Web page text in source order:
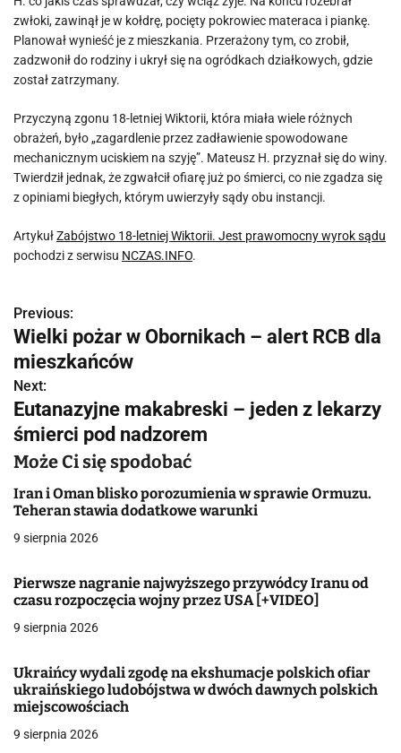
zwłoki, zawinął je w kołdrę, pocięty pokrowiec materaca i piankę.
Planował wynieść je z mieszkania. Przerażony tym, co zrobił,
zadzwonił do rodziny i ukrył się na ogródkach działkowych, gdzie
został zatrzymany.
Przyczyną zgonu 18-letniej Wiktorii, która miała wiele różnych
obrażeń, było „zagardlenie przez zadławienie spowodowane
mechanicznym uciskiem na szyję”. Mateusz H. przyznał się do winy.
Twierdził jednak, że zgwałcił ofiarę już po śmierci, co nie zgadza się
z opiniami biegłych, którym uwierzyły sądy obu instancji.
ArtykułZabójstwo 18-letniej Wiktorii. Jest prawomocny wyrok sądu
pochodzi z serwisu NCZAS.INFO.
N
a
w
i
g
a
c
a
w
i
s
Previous:
Wielki pożar w Obornikach – alert RCB dla
mieszkańców
Next:
Eutanazyjne makabreski – jeden z lekarzy
śmierci pod nadzorem
Może Ci się spodobać
Iran i Oman blisko porozumienia w sprawie Ormuzu.
Teheran stawia dodatkowe warunki
9 sierpnia 2026
Pierwsze nagranie najwyższego przywódcy Iranu od
czasu rozpoczęcia wojny przez USA [+VIDEO]
9 sierpnia 2026
Ukraińcy wydali zgodę na ekshumacje polskich ofiar
ukraińskiego ludobójstwa w dwóch dawnych polskich
miejscowościach
9 sierpnia 2026